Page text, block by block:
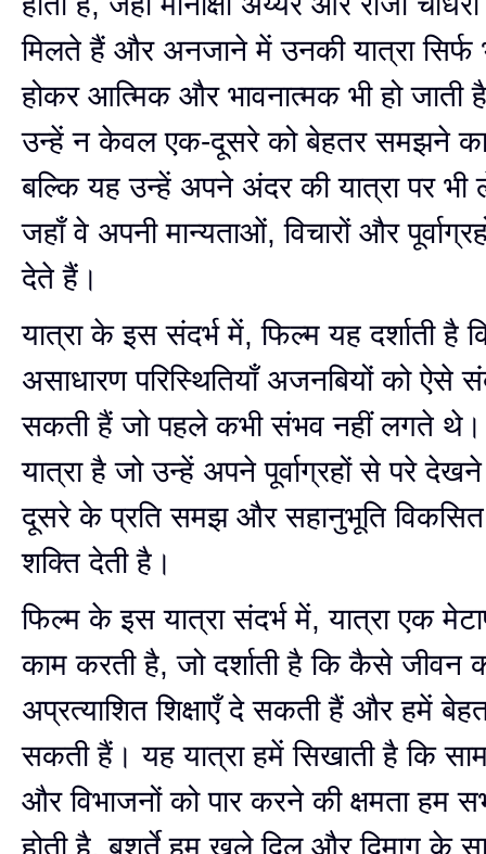
मिलते हैं और अनजाने में उनकी यात्रा सिर्फ
होकर आत्मिक और भावनात्मक भी हो जाती
उन्हें न केवल एक-दूसरे को बेहतर समझने का
बल्कि यह उन्हें अपने अंदर की यात्रा पर भी
जहाँ वे अपनी मान्यताओं, विचारों और
देते हैं।
यात्रा के इस संदर्भ में, फिल्म यह दर्शाती है
असाधारण परिस्थितियाँ अजनबियों को ऐसे
सकती हैं जो पहले कभी संभव नहीं लगते
यात्रा है जो उन्हें अपने पूर्वाग्रहों से परे
दूसरे के प्रति समझ और सहानुभूति
शक्ति देती है।
फिल्म के इस यात्रा संदर्भ में, यात्रा एक
काम करती है, जो दर्शाती है कि कैसे जीवन
अप्रत्याशित शिक्षाएँ दे सकती हैं और हमें
सकती हैं। यह यात्रा हमें सिखाती है कि
और विभाजनों को पार करने की क्षमता हम
होती है, बशर्ते हम खुले दिल और दिमाग के